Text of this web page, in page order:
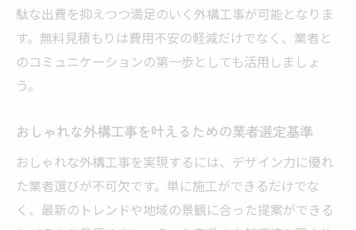
外構工事と住まい全体の調和を意識した工
性
外構工事成功の秘訣は信頼できる業者選び
にあり
駄な出費を抑えつつ満足のいく外構工事が可能となりま
す。無料見積もりは費用不安の軽減だけでなく、業者と
のコミュニケーションの第一歩としても活用しましょ
う。
おしゃれな外構工事を叶えるための業者選定基準
おしゃれな外構工事を実現するには、デザイン力に優れ
た業者選びが不可欠です。単に施工ができるだけでな
く、最新のトレンドや地域の景観に合った提案ができる